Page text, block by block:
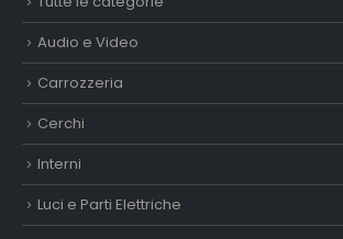
Audio e Video
Carrozzeria
Cerchi
Interni
Luci e Parti Elettriche